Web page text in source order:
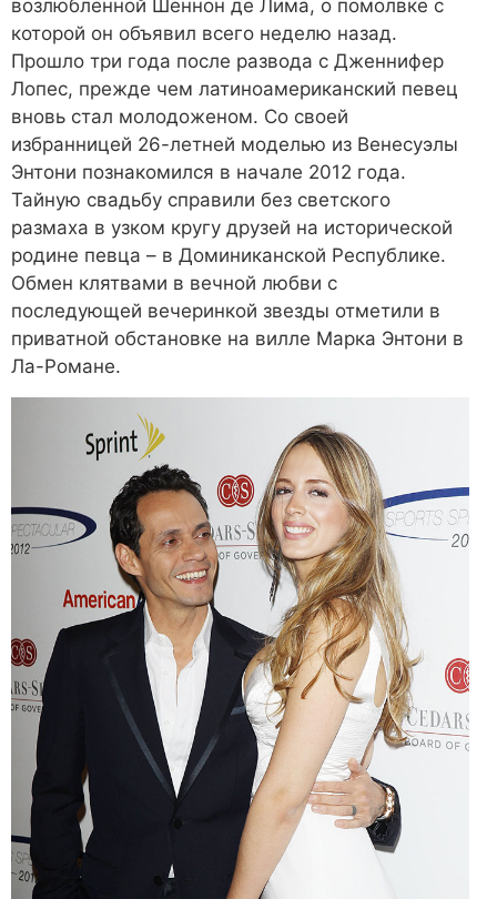
возлюбленной Шеннон де Лима, о помолвке с
которой он объявил всего неделю назад.
Прошло три года после развода с Дженнифер
Лопес, прежде чем латиноамериканский певец
вновь стал молодоженом. Со своей
избранницей 26-летней моделью из Венесуэлы
Энтони познакомился в начале 2012 года.
Тайную свадьбу справили без светского
размаха в узком кругу друзей на исторической
родине певца – в Доминиканской Республике.
Обмен клятвами в вечной любви с
последующей вечеринкой звезды отметили в
приватной обстановке на вилле Марка Энтони в
Ла-Романе.